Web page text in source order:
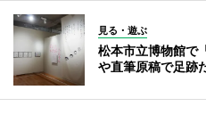
見る・遊ぶ
松本市立博物館で
や直筆原稿で足跡